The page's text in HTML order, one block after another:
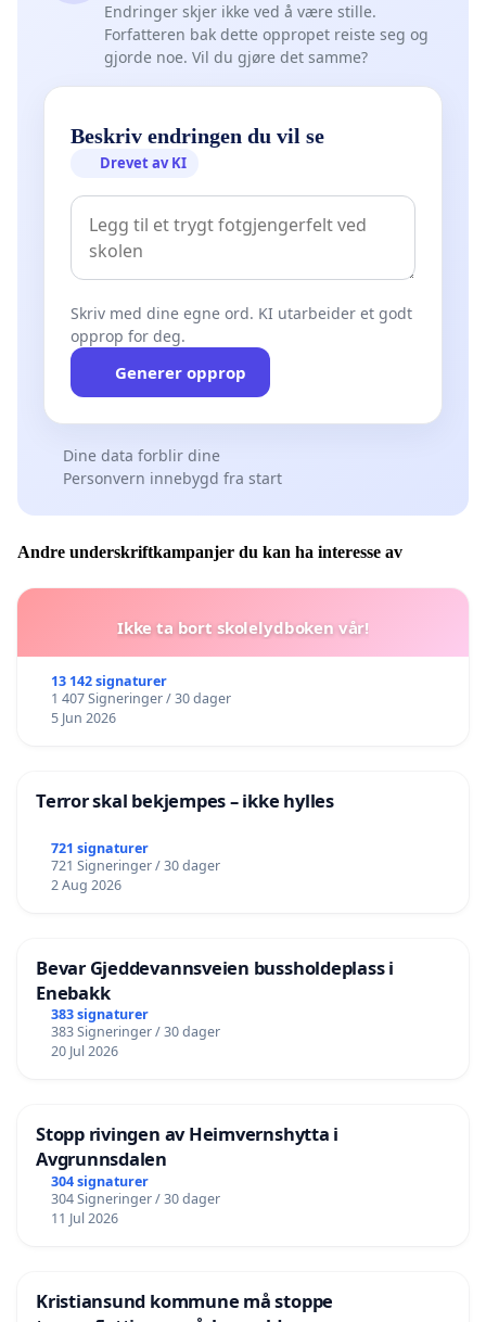
Endringer skjer ikke ved å være stille.
Forfatteren bak dette oppropet reiste seg og
gjorde noe. Vil du gjøre det samme?
Beskriv endringen du vil se
Drevet av KI
Skriv med dine egne ord. KI utarbeider et godt
opprop for deg.
Generer opprop
Dine data forblir dine
Personvern innebygd fra start
Andre underskriftkampanjer du kan ha interesse av
Ikke ta bort skolelydboken vår!
13 142 signaturer
1 407 Signeringer / 30 dager
5 Jun 2026
Terror skal bekjempes – ikke hylles
721 signaturer
721 Signeringer / 30 dager
2 Aug 2026
Bevar Gjeddevannsveien bussholdeplass i
Enebakk
383 signaturer
383 Signeringer / 30 dager
20 Jul 2026
Stopp rivingen av Heimvernshytta i
Avgrunnsdalen
304 signaturer
304 Signeringer / 30 dager
11 Jul 2026
Kristiansund kommune må stoppe